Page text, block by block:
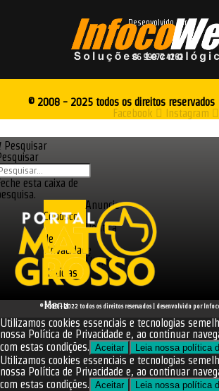
Desenvolvido por
66 99977 4262
© 2008 - 2025 todos os direitos reservados
Facebook
Instagram
Pesquisar
esta caixa de
Menu
Anuncie
Conosco
Política
de
Privacidade
Últimas
Notícias
© 2008 - 2022 todos os direitos reservados | desenvolvido por
Utilizamos cookies essenciais e tecnologias
nossa Política de Privacidade e, ao continuar
com estas condições. Aceitar Leia nossa política
Utilizamos cookies essenciais e tecnologias
nossa Política de Privacidade e, ao continuar
com estas condições. Aceitar Leia nossa política